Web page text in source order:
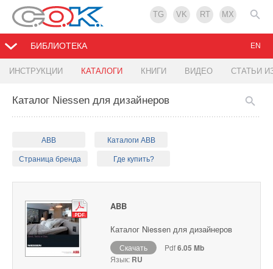
TG VK RT MX
БИБЛИОТЕКА
ИНСТРУКЦИИ КАТАЛОГИ КНИГИ ВИДЕО СТАТЬИ
EN
Каталог Niessen для дизайнеров
ABB Каталоги ABB
Страница бренда Где купить?
ABB
Каталог Niessen для дизайнеров
Скачать Pdf6.05 Mb
Язык: RU